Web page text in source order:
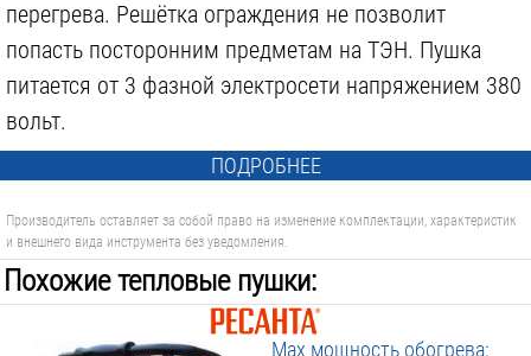
перегрева. Решётка ограждения не позволит
попасть посторонним предметам на ТЭН. Пушка
питается от 3 фазной электросети напряжением 380
вольт.
ПОДРОБНЕЕ
Производитель оставляет за собой право на изменение комплектации, характеристик
и внешнего вида инструмента без уведомления.
Похожие тепловые пушки:
Max мощность обогрева: